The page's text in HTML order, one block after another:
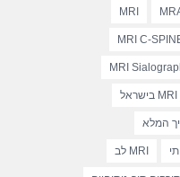
MRI
MRI C-
MRI
MRI בישראל
MRI לב